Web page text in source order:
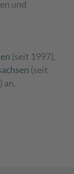
und
(seit 1997),
(seit
an.